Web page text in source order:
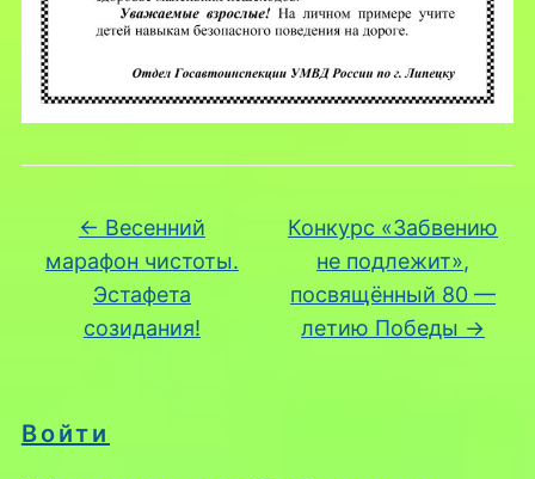
Войти
← Весенний
марафон чистоты.
Эстафета
созидания!
Конкурс «Забвению
не подлежит»,
посвящённый 80 —
летию Победы →